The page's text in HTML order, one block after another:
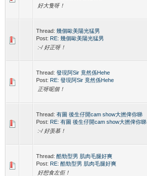
好大隻呀！
Thread: 幾個歐美陽光猛男
Post: RE: 幾個歐美陽光猛男
:-/ 好正呀！
Thread: 發現阿Sir 竟然係Hehe
Post: RE: 發現阿Sir 竟然係Hehe
正呀呢個！
Thread: 有圖 後生仔開cam show大撚俾你睇
Post: RE: 有圖 後生仔開cam show大撚俾你睇
:-/ 好羡慕！
Thread: 酷勁型男 肌肉毛腿好爽
Post: RE: 酷勁型男 肌肉毛腿好爽
好想食左佢！